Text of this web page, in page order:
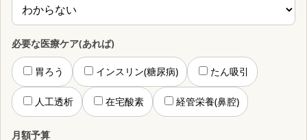
必要な医療ケア(あれば)
胃ろう インスリン(糖尿病) たん吸引
人工透析 在宅酸素 経管栄養(鼻腔)
月額予算